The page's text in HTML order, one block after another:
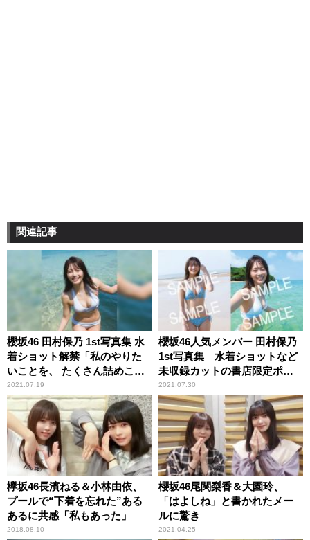
関連記事
櫻坂46 田村保乃 1st写真集 水
着ショット解禁「私のやりた
いことを、 たくさん詰めこん
でもらいました」
2021.07.19
櫻坂46人気メンバー 田村保乃
1st写真集 水着ショットなど
未収録カットの書店限定ポス
トカード10種解禁
2021.07.30
欅坂46長濱ねる＆小林由依、
プールで“下着を忘れた”ある
あるに共感「私もあった」
2018.08.10
櫻坂46尾関梨香＆大園玲、
「はよしね」と書かれたメー
ルに驚き
2021.04.25